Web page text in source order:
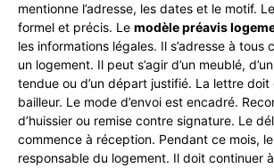
mentionne l’adresse, les dates et le motif.
formel et précis. Le modèle préavis
les informations légales. Il s’adresse à tous
un logement. Il peut s’agir d’un meublé,
tendue ou d’un départ justifié. La lettre doit
bailleur. Le mode d’envoi est encadré.
d’huissier ou remise contre signature. Le
commence à réception. Pendant ce mois,
responsable du logement. Il doit continuer